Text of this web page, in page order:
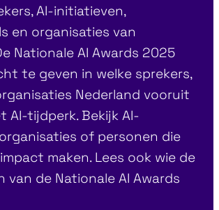
AI-initiatieven,
en organisaties van
Nationale AI Awards 2025
te geven in welke sprekers,
Nederland vooruit
AI-tijdperk. Bekijk AI-
of personen die
maken. Lees ook wie de
van de Nationale AI Awards